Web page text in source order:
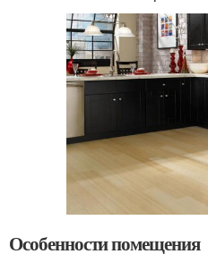
Особенности помещения